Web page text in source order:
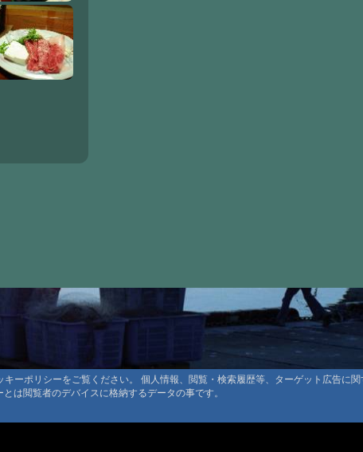
ギンヤンマと衝突、放虫
#787: 県民割 他
#785:寒気
#784:ポイント期限切れの再有効化
#783:新年
ポリシーをご覧ください。 個人情報、閲覧・検索履歴等、ターゲット広告に
は閲覧者のデバイスに格納するデータの事です。